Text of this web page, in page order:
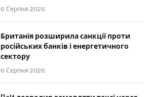
6 Серпня 2026
Британія розширила санкції проти
російських банків і енергетичного
сектору
6 Серпня 2026